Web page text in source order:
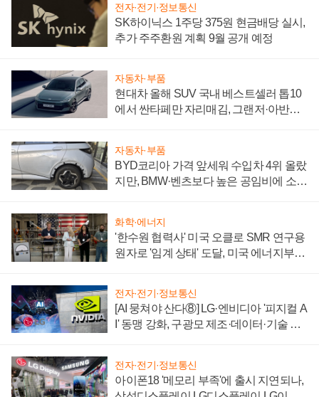
전자·전기·정보통신
SK하이닉스 1주당 375원 현금배당 실시,
추가 주주환원 계획 9월 공개 예정
자동차·부품
현대차 올해 SUV 국내 베스트셀러 톱10
에서 싼타페만 자리매김, 그랜저·아반떼
자동차·부품
BYD코리아 가격 앞세워 수입차 4위 올랐
지만, BMW·벤츠보다 높은 공임비에 소비
화학·에너지
'한수원 협력사' 미국 오클로 SMR 연구용
원자로 '임계 상태' 도달, 미국 에너지부
전자·전기·정보통신
[AI 뭉쳐야 산다⑧] LG·엔비디아 '피지컬 A
I' 동맹 강화, 구광모 제조·데이터·기술 결
전자·전기·정보통신
아이폰18 '메모리 부족'에 출시 지연되나,